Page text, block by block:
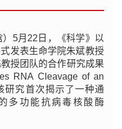
5月22日，《科学》以
发表生命学院朱斌教授
授团队的合作研究成果
RNA Cleavage of an
研究首次揭示了一种通
多功能抗病毒核酸酶